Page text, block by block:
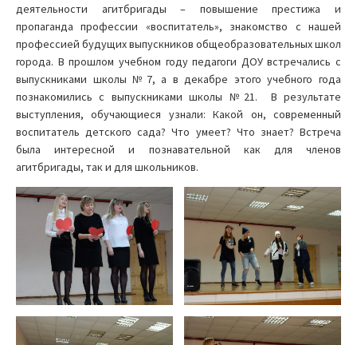
деятельности агитбригады – повышение престижа и
пропаганда профессии «воспитатель», знакомство с нашей
профессией будущих выпускников общеобразовательных школ
города. В прошлом учебном году педагоги ДОУ встречались с
выпускниками школы №7, а в декабре этого учебного года
познакомились с выпускниками школы №21. В результате
выступления, обучающиеся узнали: Какой он, современный
воспитатель детского сада? Что умеет? Что знает? Встреча
была интересной и познавательной как для членов
агитбригады, так и для школьников.